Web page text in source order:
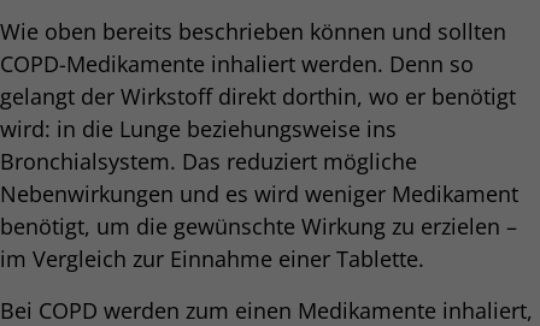
Wie oben bereits beschrieben können und sollten
COPD-Medikamente inhaliert werden. Denn so
gelangt der Wirkstoff direkt dorthin, wo er benötigt
wird: in die Lunge beziehungsweise ins
Bronchialsystem. Das reduziert mögliche
Nebenwirkungen und es wird weniger Medikament
benötigt, um die gewünschte Wirkung zu erzielen –
im Vergleich zur Einnahme einer Tablette.
Bei COPD werden zum einen Medikamente inhaliert,